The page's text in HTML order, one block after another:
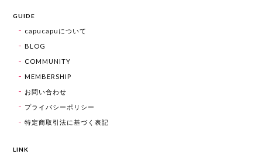
GUIDE
capucapuについて
BLOG
COMMUNITY
MEMBERSHIP
お問い合わせ
プライバシーポリシー
特定商取引法に基づく表記
LINK